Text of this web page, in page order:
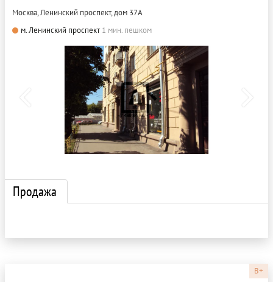
Москва, Ленинский проспект, дом 37А
м. Ленинский проспект 1 мин. пешком
Продажа
B+